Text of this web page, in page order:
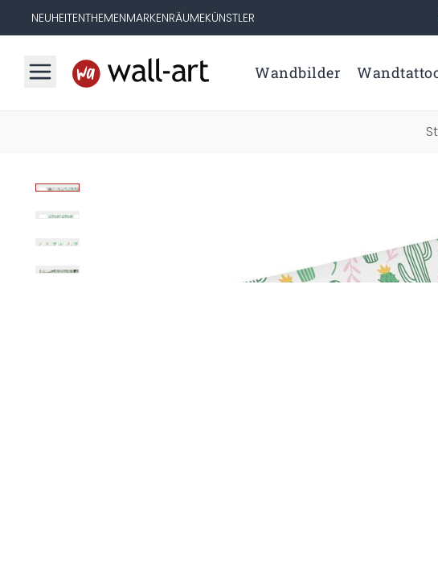
NEUHEITENTHEMENMARKENRÄUMEKÜNSTLER
Wandbilder